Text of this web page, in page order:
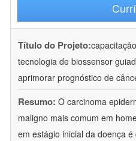
Título do Projeto:
tecnologia de biossensor
aprimorar prognóstico de
Resumo: O carcinoma
maligno mais comum em
em estágio inicial da doença